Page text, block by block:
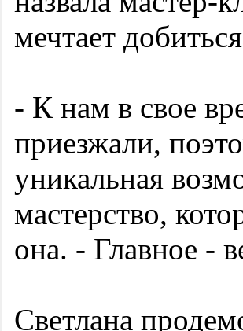
мечтает
- К нам в свое
приезжали,
уникальная
мастерство,
она. - Главное -
Светлана